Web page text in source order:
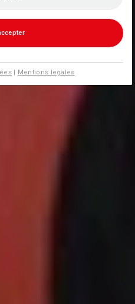
| Mentions legales